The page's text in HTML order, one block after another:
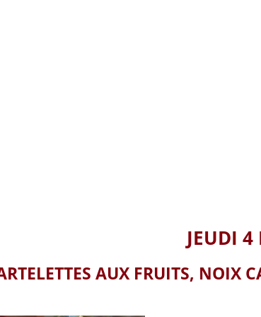
JEUDI
AUX FRUITS, NOIX